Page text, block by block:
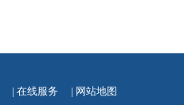
| 在线服务 | 网站地图